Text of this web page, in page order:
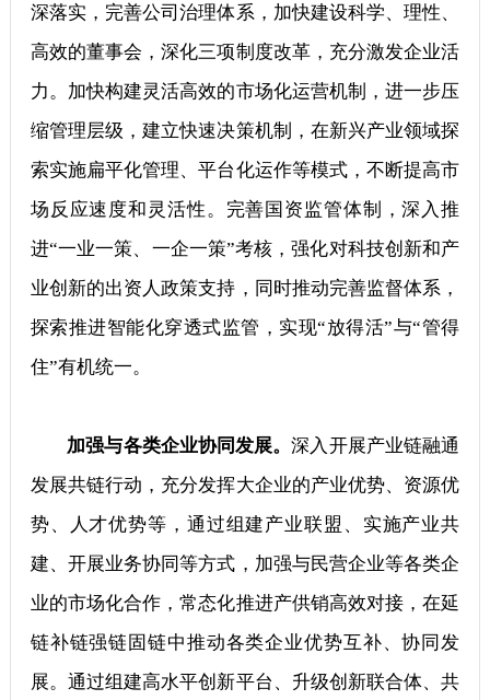
深落实，完善公司治理体系，加快建设科学、理性、
高效的董事会，深化三项制度改革，充分激发企业活
力。加快构建灵活高效的市场化运营机制，进一步压
缩管理层级，建立快速决策机制，在新兴产业领域探
索实施扁平化管理、平台化运作等模式，不断提高市
场反应速度和灵活性。完善国资监管体制，深入推
进“一业一策、一企一策”考核，强化对科技创新和产
业创新的出资人政策支持，同时推动完善监督体系，
探索推进智能化穿透式监管，实现“放得活”与“管得
住”有机统一。
加强与各类企业协同发展。深入开展产业链融通
发展共链行动，充分发挥大企业的产业优势、资源优
势、人才优势等，通过组建产业联盟、实施产业共
建、开展业务协同等方式，加强与民营企业等各类企
业的市场化合作，常态化推进产供销高效对接，在延
链补链强链固链中推动各类企业优势互补、协同发
展。通过组建高水平创新平台、升级创新联合体、共